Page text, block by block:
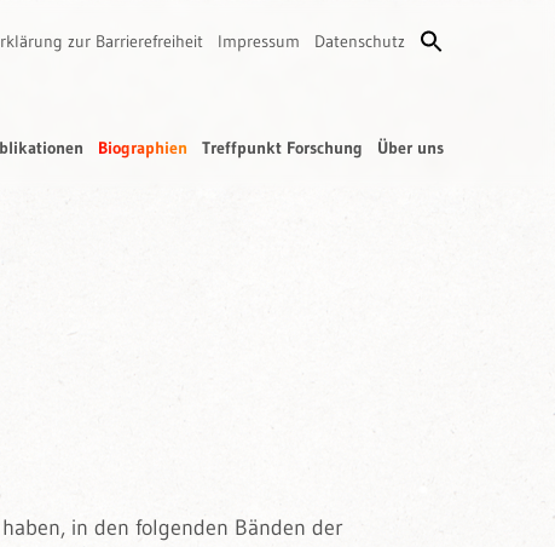
zur Barrierefreiheit Impressum Datenschutz
Biographien Treffpunkt Forschung Über uns
in den folgenden Bänden der